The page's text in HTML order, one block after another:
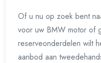
Of u nu op zoek bent
voor uw BMW motor of
reserveonderdelen wilt
aanbod aan